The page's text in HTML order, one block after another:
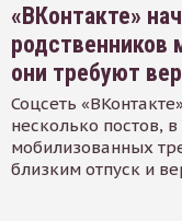
«ВКонтакте»
родственников
они требуют
Соцсеть
несколько постов,
мобилизованных
близким отпуск и